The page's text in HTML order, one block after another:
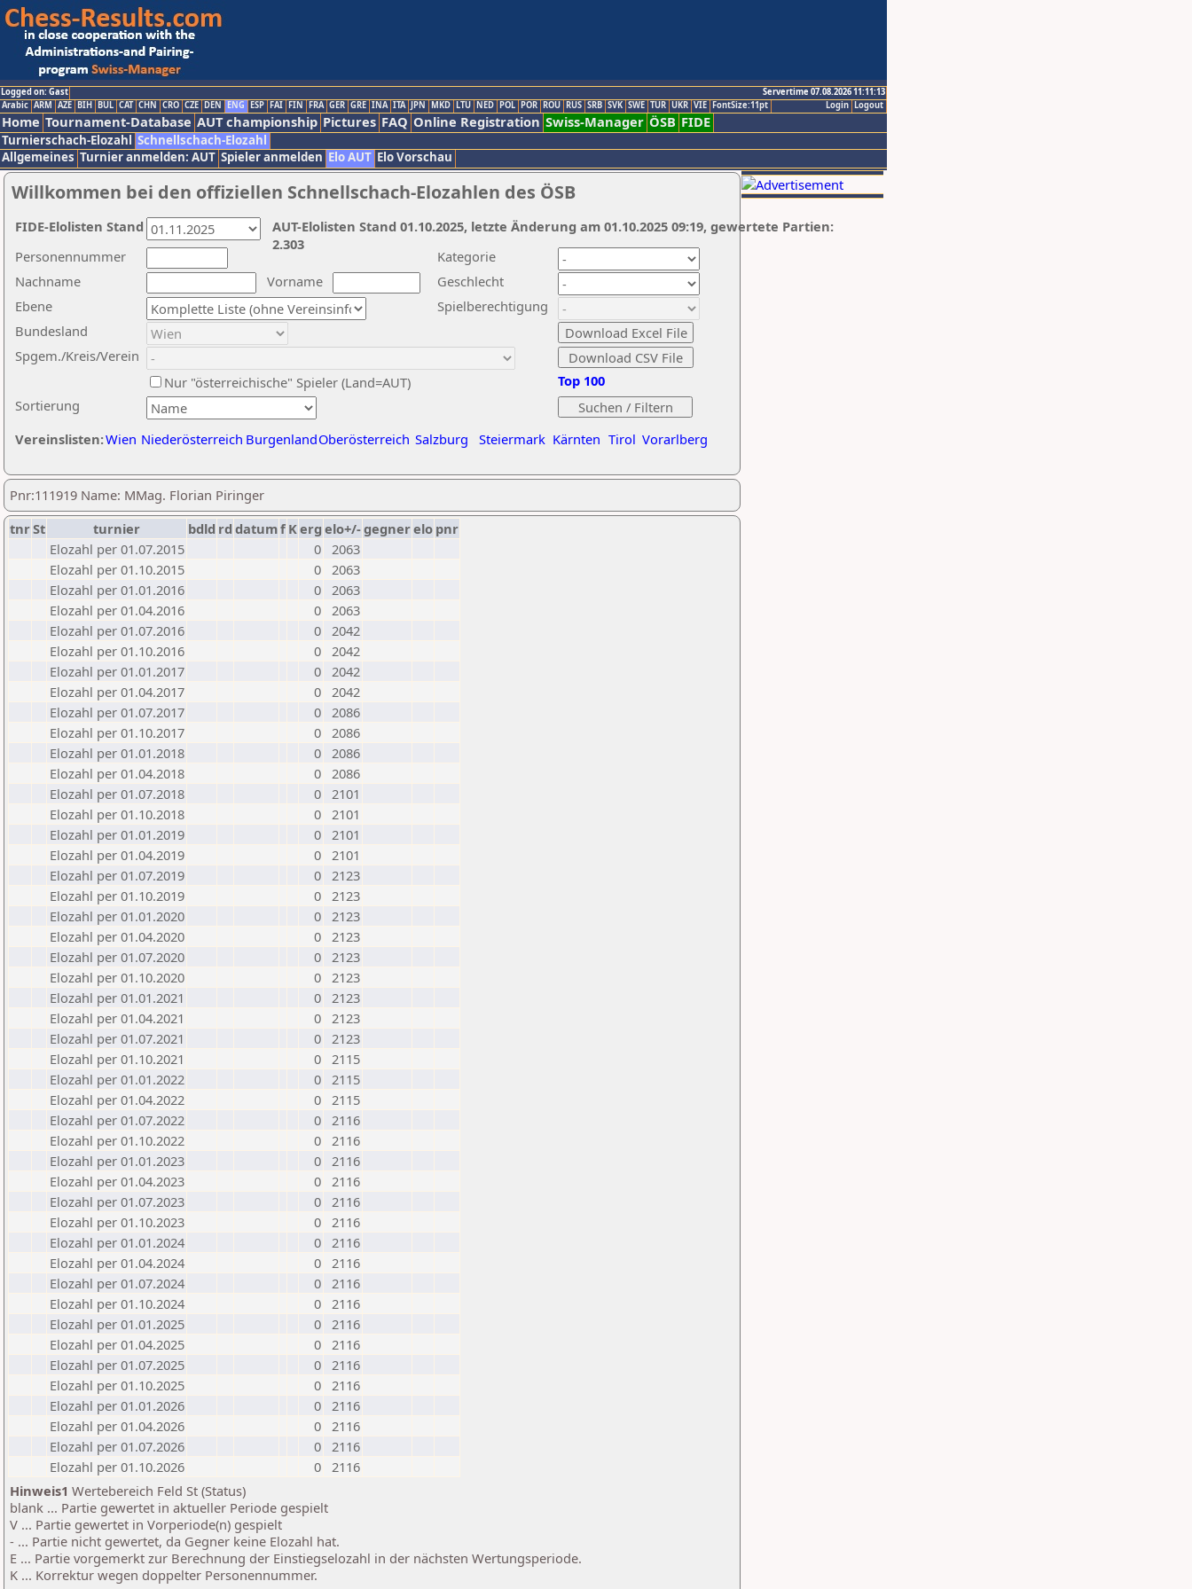
Logged on: Gast
Servertime 07.08.2026 11:11:13
Logout
Login
Arabic ARM AZE BIH BUL CAT CHN CRO CZE DEN ENG ESP FAI FIN FRA GER GRE INA ITA JPN MKD LTU NED POL POR ROU RUS SRB SVK SWE TUR UKR VIE FontSize:11pt
Home Tournament-Database AUT championship Pictures FAQ Online Registration Swiss-Manager ÖSB FIDE
Turnierschach-Elozahl Schnellschach-Elozahl
Allgemeines Turnier anmelden: AUT Spieler anmelden Elo AUT Elo Vorschau
Willkommen bei den offiziellen Schnellschach-Elozahlen des ÖSB
Nachname
Vorname
Ebene
Kategorie
Sortierung
Personennummer
Bundesland
Spgem./Kreis/Verein
Geschlecht
Nur "österreichische" Spieler (Land=AUT)
Spielberechtigung
Vereinslisten:Wien Niederösterreich BurgenlandOberösterreich Salzburg Steiermark Kärnten Tirol Vorarlberg
Top 100
AUT-Elolisten Stand 01.10.2025, letzte Änderung am 01.10.2025 09:19, gewertete Partien:
2.303
FIDE-Elolisten Stand
Pnr:111919 Name: MMag. Florian Piringer
tnrSt turnier bdld rd datumf Kerg elo+/-gegnerelo pnr
Elozahl per 01.07.2015
0 2063
Elozahl per 01.10.2015
0 2063
Elozahl per 01.01.2016
0 2063
Elozahl per 01.04.2016
0 2063
Elozahl per 01.07.2016
0 2042
Elozahl per 01.10.2016
0 2042
Elozahl per 01.01.2017
0 2042
Elozahl per 01.04.2017
0 2042
Elozahl per 01.07.2017
0 2086
Elozahl per 01.10.2017
0 2086
Elozahl per 01.01.2018
0 2086
Elozahl per 01.04.2018
0 2086
Elozahl per 01.07.2018
0 2101
Elozahl per 01.10.2018
0 2101
Elozahl per 01.01.2019
0 2101
Elozahl per 01.04.2019
0 2101
Elozahl per 01.07.2019
0 2123
Elozahl per 01.10.2019
0 2123
Elozahl per 01.01.2020
0 2123
Elozahl per 01.04.2020
0 2123
Elozahl per 01.07.2020
0 2123
Elozahl per 01.10.2020
0 2123
Elozahl per 01.01.2021
0 2123
Elozahl per 01.04.2021
0 2123
Elozahl per 01.07.2021
0 2123
Elozahl per 01.10.2021
0 2115
Elozahl per 01.01.2022
0 2115
Elozahl per 01.04.2022
0 2115
Elozahl per 01.07.2022
0 2116
Elozahl per 01.10.2022
0 2116
Elozahl per 01.01.2023
0 2116
Elozahl per 01.04.2023
0 2116
Elozahl per 01.07.2023
0 2116
Elozahl per 01.10.2023
0 2116
Elozahl per 01.01.2024
0 2116
Elozahl per 01.04.2024
0 2116
Elozahl per 01.07.2024
0 2116
Elozahl per 01.10.2024
0 2116
Elozahl per 01.01.2025
0 2116
Elozahl per 01.04.2025
0 2116
Elozahl per 01.07.2025
0 2116
Elozahl per 01.10.2025
0 2116
Elozahl per 01.01.2026
0 2116
Elozahl per 01.04.2026
0 2116
Elozahl per 01.07.2026
0 2116
Elozahl per 01.10.2026
0 2116
Hinweis1 Wertebereich Feld St (Status)
blank ... Partie gewertet in aktueller Periode gespielt
V ... Partie gewertet in Vorperiode(n) gespielt
- ... Partie nicht gewertet, da Gegner keine Elozahl hat.
E ... Partie vorgemerkt zur Berechnung der Einstiegselozahl in der nächsten Wertungsperiode.
K ... Korrektur wegen doppelter Personennummer.